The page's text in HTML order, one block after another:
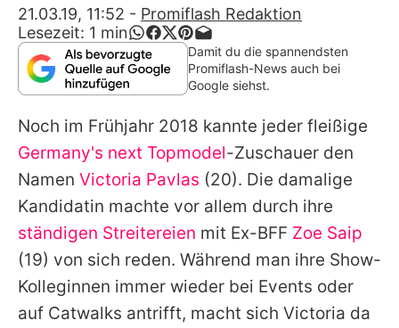
App runterladen
Team
Redaktionelle Richtlinien
Impressum
Datenschutzerklärung
Nutzungsbedingungen
Utiq verwalten
21.03.19, 11:52 - Promiflash Redaktion
Lesezeit: 1 min
Damit du die spannendsten
Promiflash-News auch bei
Google siehst.
Noch im Frühjahr 2018 kannte jeder fleißige
Germany's next Topmodel-Zuschauer den
Namen Victoria Pavlas (20). Die damalige
Kandidatin machte vor allem durch ihre
ständigen Streitereien mit Ex-BFF Zoe Saip
(19) von sich reden. Während man ihre Show-
Kolleginnen immer wieder bei Events oder
auf Catwalks antrifft, macht sich Victoria da